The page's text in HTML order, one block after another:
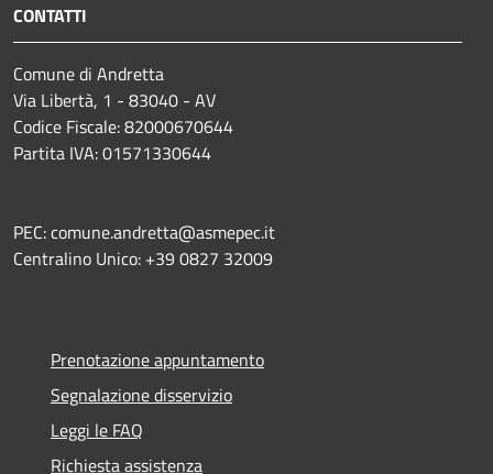
CONTATTI
Comune di Andretta
Via Libertà, 1 - 83040 - AV
Codice Fiscale: 82000670644
Partita IVA: 01571330644
PEC: comune.andretta@asmepec.it
Centralino Unico: +39 0827 32009
Prenotazione appuntamento
Segnalazione disservizio
Leggi le FAQ
Richiesta assistenza